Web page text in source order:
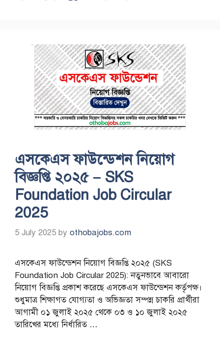
এসকেএস ফাউন্ডেশন নিয়োগ
বিজ্ঞপ্তি ২০২৫ – SKS
Foundation Job Circular
2025
5 July 2025 by othobajobs.com
এসকেএস ফাউন্ডেশন নিয়োগ বিজ্ঞপ্তি ২০২৫ (SKS
Foundation Job Circular 2025): নতুনভাবে আবারো
নিয়োগ বিজ্ঞপ্তি প্রকাশ করেছে এসকেএস ফাউন্ডেশন কর্তৃপক্ষ।
শুধুমাত্র শিক্ষাগত যোগ্যতা ও অভিজ্ঞতা সম্পন্ন চাকরি প্রার্থীরা
আগামী ০১ জুলাই ২০২৫ থেকে ০৩ ও ১০ জুলাই ২০২৫
তারিখের মধ্যে নির্ধারিত …